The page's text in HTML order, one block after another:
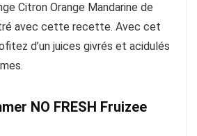
Citron Orange Mandarine de
avec cette recette. Avec cet
d’un juices givrés et acidulés
NO FRESH Fruizee